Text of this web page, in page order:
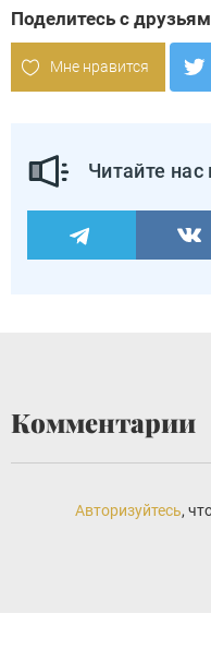
Поделитесь с
Мне нравится
Читайте нас
Комментарии
Авторизуйтесь,